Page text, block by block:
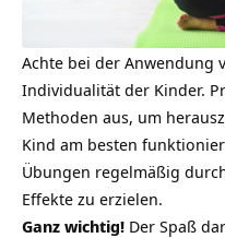
Achte bei der Anwendung
Individualität der Kinder.
Methoden aus, um
Kind am besten
Übungen regelmäßig
Effekte zu erzielen.
Ganz wichtig! Der Spaß